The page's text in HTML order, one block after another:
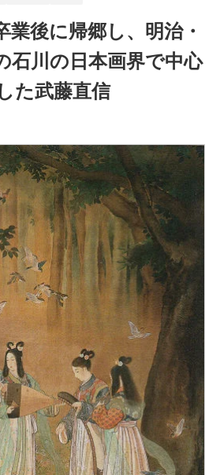
業後に帰郷し、明治・
石川の日本画界で中心
た武藤直信